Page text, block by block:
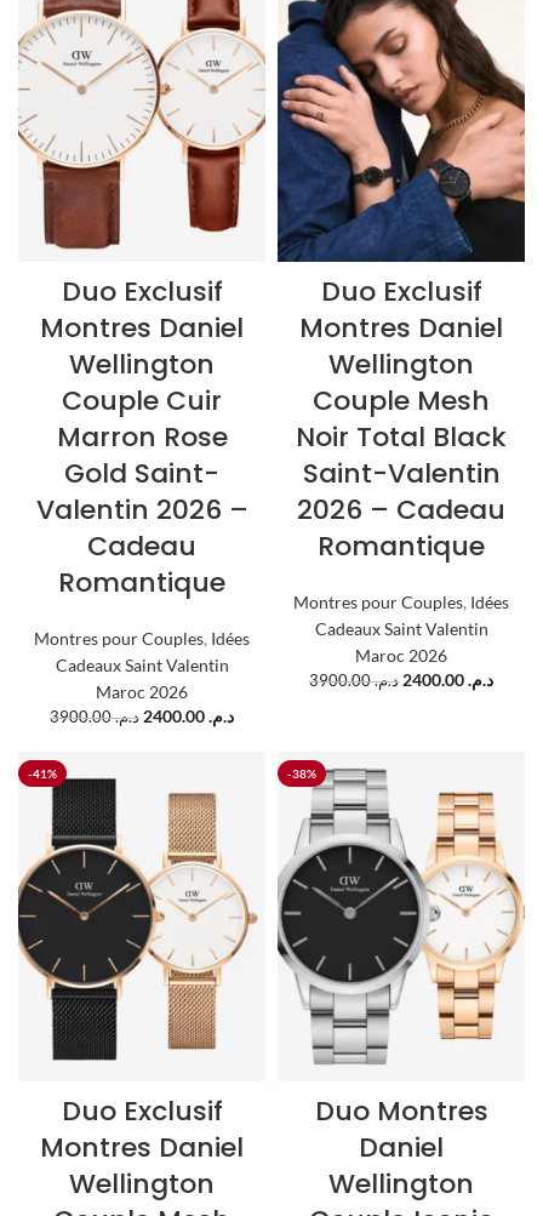
Duo Exclusif
Montres Daniel
Wellington
Couple Cuir
Marron Rose
Gold Saint-
Valentin 2026 –
Cadeau
Romantique
Montres pour Couples, Idées
Cadeaux Saint Valentin
Maroc 2026
د.م.3900.00 د.م.
Duo Exclusif
Montres Daniel
Wellington
Couple Mesh
Noir Total Black
Saint-Valentin
2026 – Cadeau
Romantique
Montres pour Couples, Idées
Cadeaux Saint Valentin
Maroc 2026
د.م.3900.00 د.م.
-41%
Duo Exclusif
Montres Daniel
Wellington
-38%
Duo Montres
Daniel
Wellington